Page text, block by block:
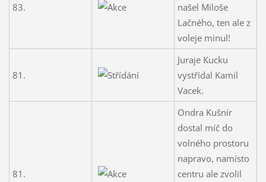
83.
našel Miloše
Lačného, ten ale z
voleje minul!
81.
Juraje Kucku
vystřídal Kamil
Vacek.
81.
Ondra Kušnír
dostal míč do
volného prostoru
napravo, namísto
centru ale zvolil